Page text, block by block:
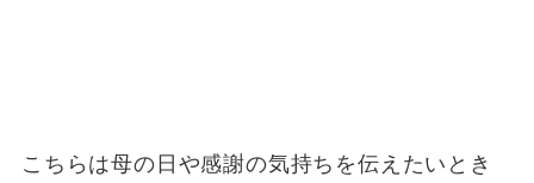
こちらは母の日や感謝の気持ちを伝えたいとき